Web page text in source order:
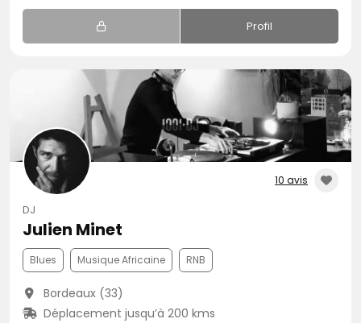
Profil
10 avis
DJ
Julien Minet
Blues Musique Africaine RNB
Bordeaux (33)
Déplacement jusqu’à 200 kms